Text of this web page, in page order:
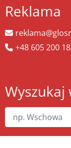
Reklama
+48 605 200
Wyszukaj